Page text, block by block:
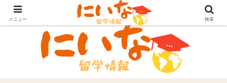
目指せ！英語留学｜オーストラリア留学やマレーシアもあり
メニュー 検索